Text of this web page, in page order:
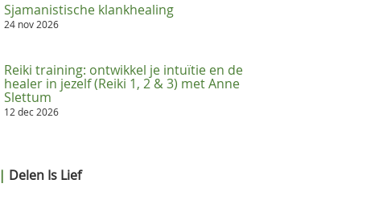
Sjamanistische klankhealing
24 nov 2026
Reiki training: ontwikkel je intuïtie en de
healer in jezelf (Reiki 1, 2 & 3) met Anne
Slettum
12 dec 2026
| Delen Is Lief